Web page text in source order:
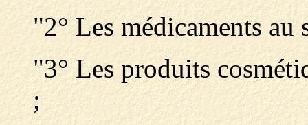
"2° Les médicaments
"3° Les produits
;